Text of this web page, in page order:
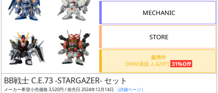
月
割
引
MECHANIC
STORE
販売中
DMM通販 2,420円 31%Off
BB戦士 C.E.73 -STARGAZER- セット
メーカー希望小売価格 3,520円 / 発売日 2024年12月14日 （詳細ページ）